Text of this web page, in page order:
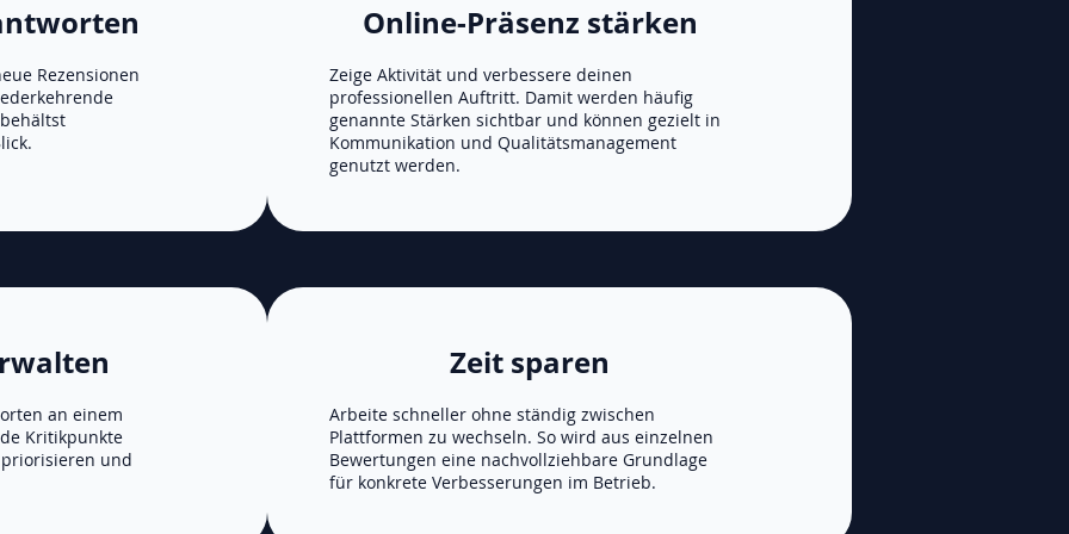
Rezensionen
Online-Präsenz stärken
Zeige Aktivität und verbessere deinen
professionellen Auftritt. Damit werden häufig
genannte Stärken sichtbar und können gezielt in
Kommunikation und Qualitätsmanagement
genutzt werden.
an einem
Kritikpunkte
und
Zeit sparen
Arbeite schneller ohne ständig zwischen
Plattformen zu wechseln. So wird aus einzelnen
Bewertungen eine nachvollziehbare Grundlage
für konkrete Verbesserungen im Betrieb.